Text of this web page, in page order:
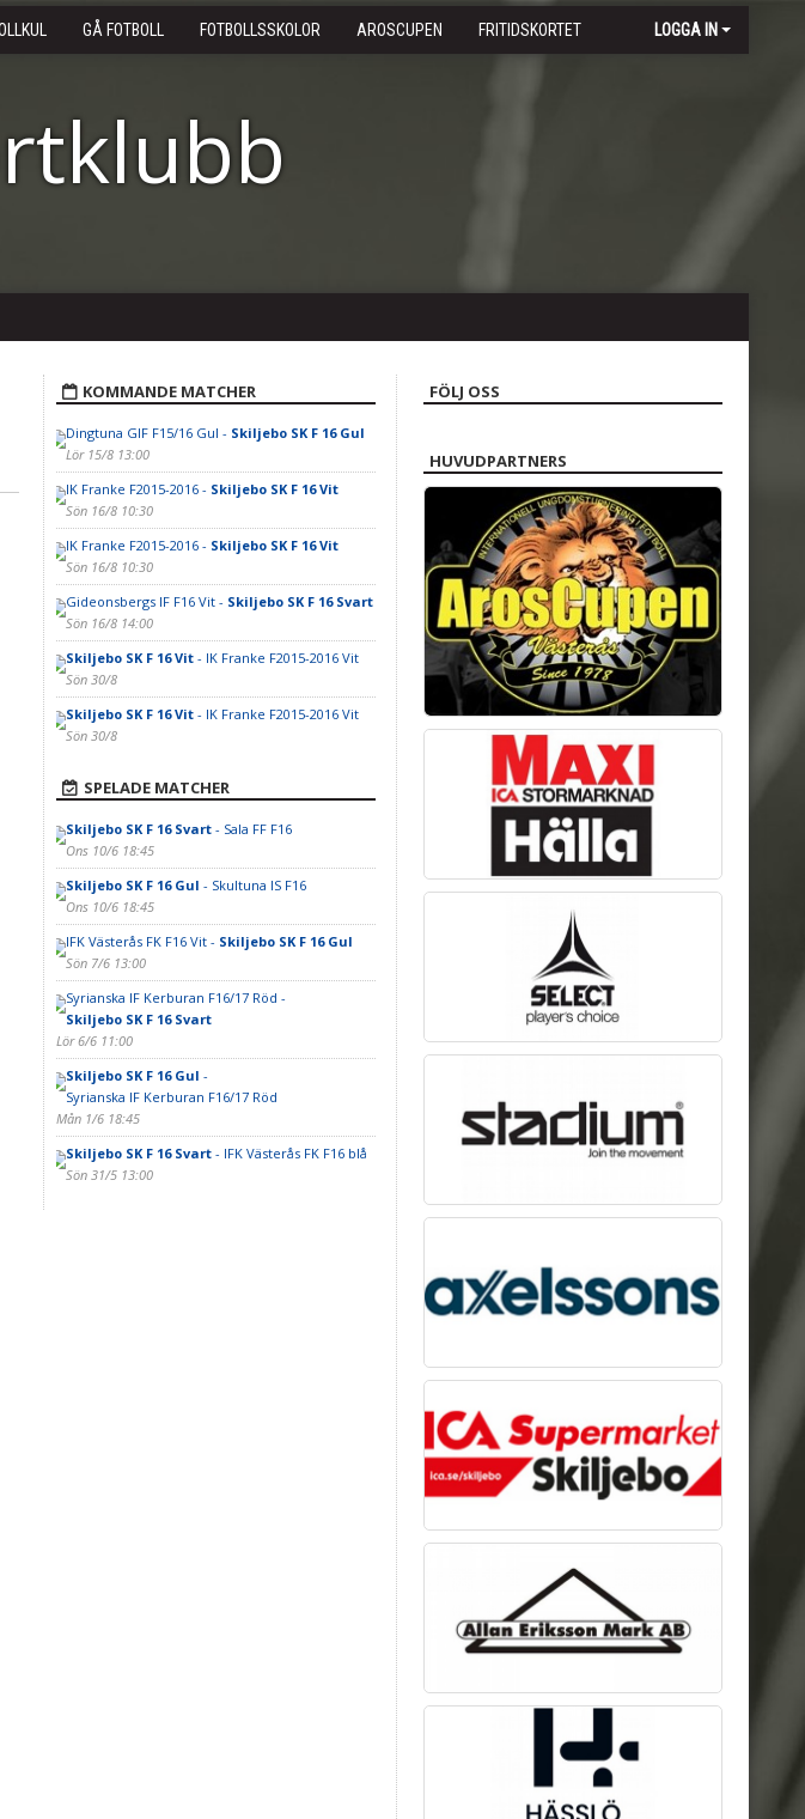
GÅ FOTBOLL FOTBOLLSSKOLOR AROSCUPEN FRITIDSKORTET LOGGA IN
KOMMANDE MATCHER
Dingtuna GIF F15/16 Gul - Skiljebo SK F 16 Gul
Lör 15/8 13:00
IK Franke F2015-2016 - Skiljebo SK F 16 Vit
Sön 16/8 10:30
IK Franke F2015-2016 - Skiljebo SK F 16 Vit
Sön 16/8 10:30
Gideonsbergs IF F16 Vit - Skiljebo SK F 16 Svart
Sön 16/8 14:00
Skiljebo SK F 16 Vit- IK Franke F2015-2016 Vit
Sön 30/8
Skiljebo SK F 16 Vit- IK Franke F2015-2016 Vit
Sön 30/8
SPELADE MATCHER
Skiljebo SK F 16 Svart- Sala FF F16
Ons 10/6 18:45
Skiljebo SK F 16 Gul - Skultuna IS F16
Ons 10/6 18:45
IFK Västerås FK F16 Vit - Skiljebo SK F 16 Gul
Sön 7/6 13:00
Syrianska IF Kerburan F16/17 Röd -
Skiljebo SK F 16 Svart
Lör 6/6 11:00
Skiljebo SK F 16 Gul -
Syrianska IF Kerburan F16/17 Röd
Mån 1/6 18:45
Skiljebo SK F 16 Svart- IFK Västerås FK F16 blå
Sön 31/5 13:00
FÖLJ OSS
HUVUDPARTNERS